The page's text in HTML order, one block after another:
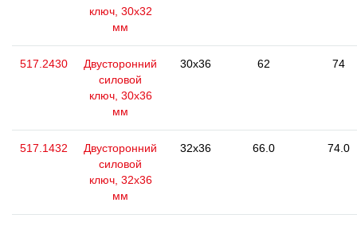
ключ, 30x32
мм
517.2430
Двусторонний
силовой
ключ, 30x36
мм
30x36 62 74
517.1432
Двусторонний
силовой
ключ, 32x36
мм
32x36 66.0 74.0